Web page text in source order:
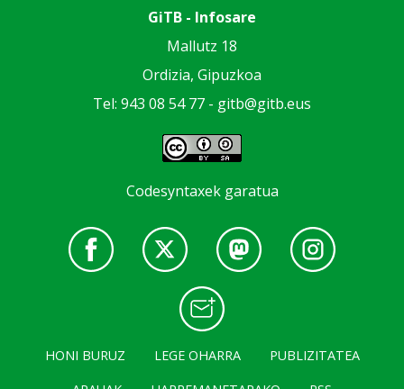
GiTB - Infosare
Mallutz 18
Ordizia, Gipuzkoa
Tel: 943 08 54 77 - gitb@gitb.eus
Codesyntaxek garatua
HONI BURUZ LEGE OHARRA
PUBLIZITATEA